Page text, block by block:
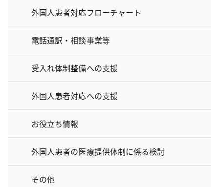
外国人患者対応フローチャート
電話通訳・相談事業等
受入れ体制整備への支援
外国人患者対応への支援
お役立ち情報
外国人患者の医療提供体制に係る検討
その他